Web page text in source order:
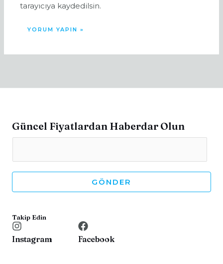
tarayıcıya kaydedilsin.
Güncel Fiyatlardan Haberdar Olun
GÖNDER
Takip Edin
Instagram Facebook